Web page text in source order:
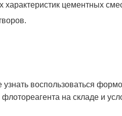
цементных
воспользоваться
на складе и